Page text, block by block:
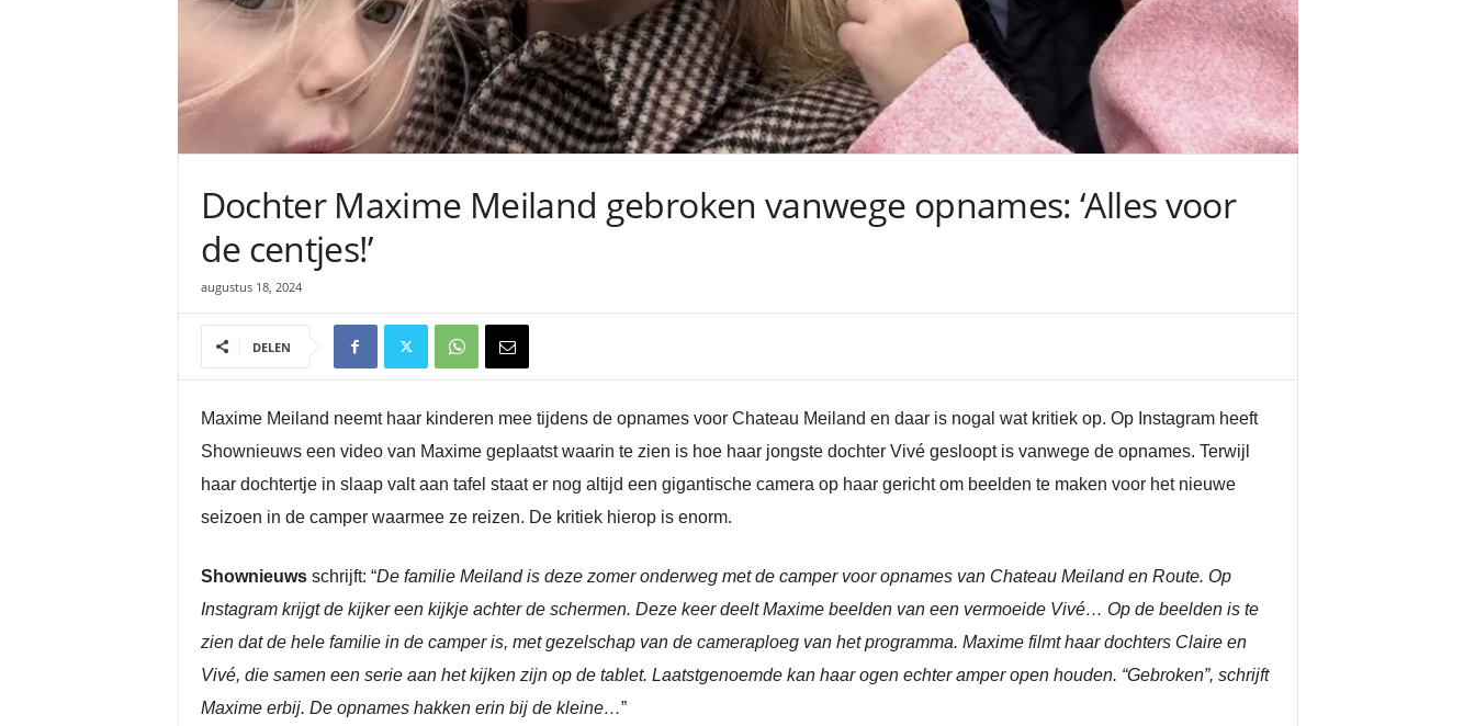
Dochter Maxime Meiland gebroken vanwege opnames: ‘Alles voor
de centjes!’
augustus 18, 2024
DELEN
Maxime Meiland neemt haar kinderen mee tijdens de opnames voor Chateau Meiland en daar is nogal wat kritiek op. Op Instagram heeft
Shownieuws een video van Maxime geplaatst waarin te zien is hoe haar jongste dochter Vivé gesloopt is vanwege de opnames. Terwijl
haar dochtertje in slaap valt aan tafel staat er nog altijd een gigantische camera op haar gericht om beelden te maken voor het nieuwe
seizoen in de camper waarmee ze reizen. De kritiek hierop is enorm.
Shownieuws schrijft: “De familie Meiland is deze zomer onderweg met de camper voor opnames van Chateau Meiland en Route. Op
Instagram krijgt de kijker een kijkje achter de schermen. Deze keer deelt Maxime beelden van een vermoeide Vivé… Op de beelden is te
zien dat de hele familie in de camper is, met gezelschap van de cameraploeg van het programma. Maxime filmt haar dochters Claire en
Vivé, die samen een serie aan het kijken zijn op de tablet. Laatstgenoemde kan haar ogen echter amper open houden. “Gebroken”, schrijft
Maxime erbij. De opnames hakken erin bij de kleine…”